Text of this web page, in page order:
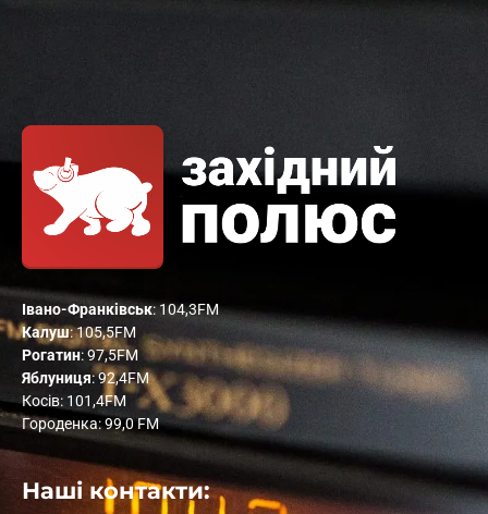
Івано-Франківськ: 104,3FM
Калуш: 105,5FM
Рогатин: 97,5FM
Яблуниця: 92,4FM
Косів: 101,4FM
Городенка: 99,0 FM
Наші контакти: